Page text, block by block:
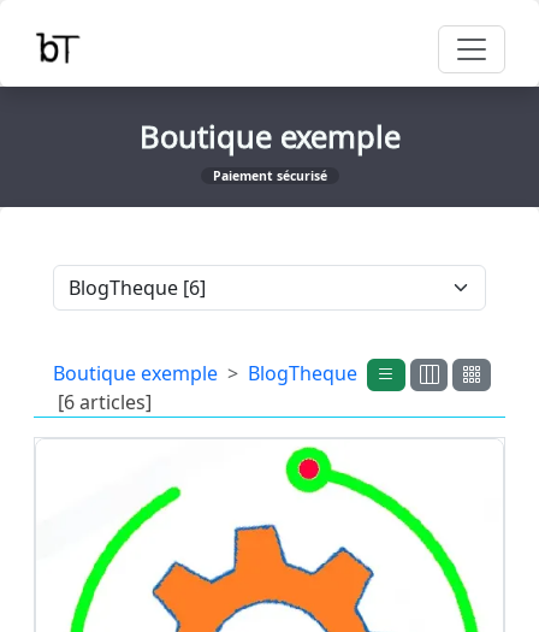
Boutique exemple
Paiement sécurisé
Boutique exemple
BlogTheque
[6 articles]